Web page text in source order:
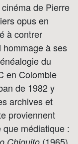
de Pierre
opus en
à contrer
hommage à ses
du
en Colombie
de 1982 y
archives et
proviennent
que médiatique :